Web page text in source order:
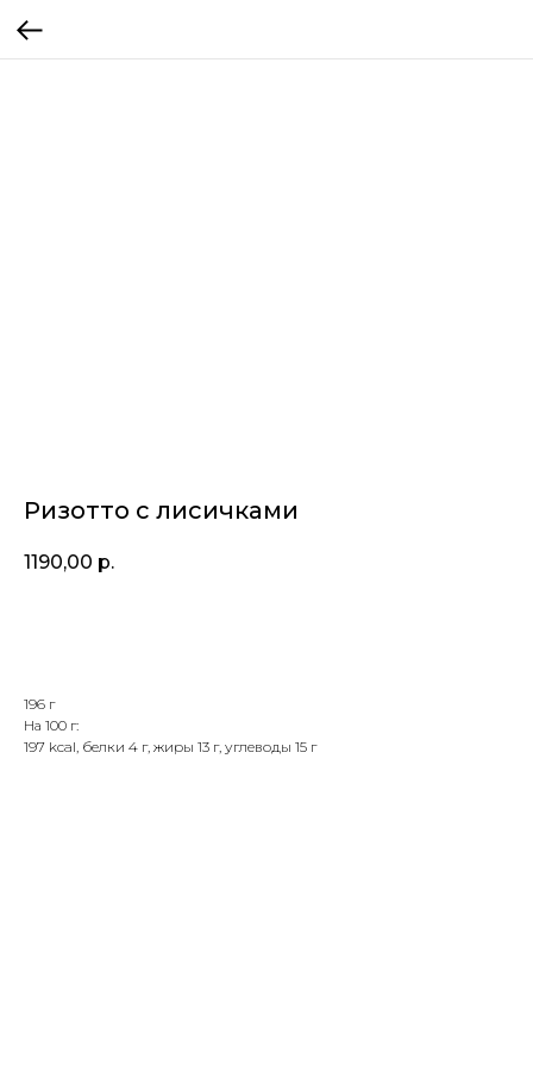
Ризотто с лисичками
1190,00 р.
196 г
На 100 г:
197 kcal, белки 4 г, жиры 13 г, углеводы 15 г